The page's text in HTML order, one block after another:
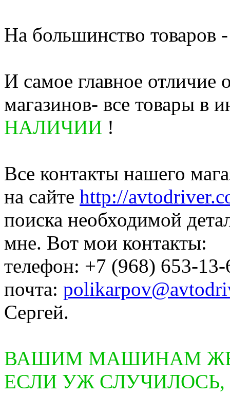
На большинство товаров
И самое главное отличие
магазинов- все товары в
НАЛИЧИИ !
Все контакты нашего
на сайте http://
поиска необходимой
мне. Вот мои контакты:
телефон: +7 (968) 653-
почта:
Сергей.
ВАШИМ МАШИНАМ
ЕСЛИ УЖ